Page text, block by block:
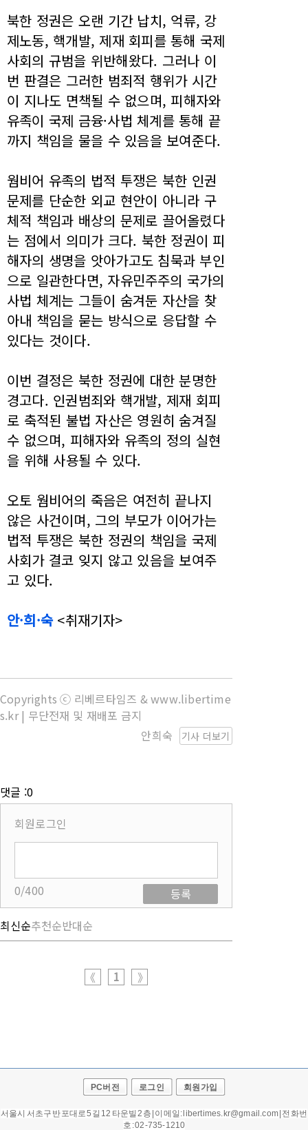
북한 정권은 오랜 기간 납치, 억류, 강
제노동, 핵개발, 제재 회피를 통해 국제
사회의 규범을 위반해왔다. 그러나 이
번 판결은 그러한 범죄적 행위가 시간
이 지나도 면책될 수 없으며, 피해자와
유족이 국제 금융·사법 체계를 통해 끝
까지 책임을 물을 수 있음을 보여준다.
웜비어 유족의 법적 투쟁은 북한 인권
문제를 단순한 외교 현안이 아니라 구
체적 책임과 배상의 문제로 끌어올렸다
는 점에서 의미가 크다. 북한 정권이 피
해자의 생명을 앗아가고도 침묵과 부인
으로 일관한다면, 자유민주주의 국가의
사법 체계는 그들이 숨겨둔 자산을 찾
아내 책임을 묻는 방식으로 응답할 수
있다는 것이다.
이번 결정은 북한 정권에 대한 분명한
경고다. 인권범죄와 핵개발, 제재 회피
로 축적된 불법 자산은 영원히 숨겨질
수 없으며, 피해자와 유족의 정의 실현
을 위해 사용될 수 있다.
오토 웜비어의 죽음은 여전히 끝나지
않은 사건이며, 그의 부모가 이어가는
법적 투쟁은 북한 정권의 책임을 국제
사회가 결코 잊지 않고 있음을 보여주
고 있다.
안·희·숙<취재기자>
Copyrights ⓒ 리베르타임즈 & www.libertime
s.kr | 무단전재 및 재배포 금지
기사 더보기
안희숙
댓글 :0
회원로그인
0/400
등록
최신순추천순반대순
《 1 》
PC버전 로그인 회원가입
서울시 서초구 반포대로 5길 12 타운빌 2층 | 이메일: libertimes.kr@gmail.com | 전화번
호 : 02-735-1210